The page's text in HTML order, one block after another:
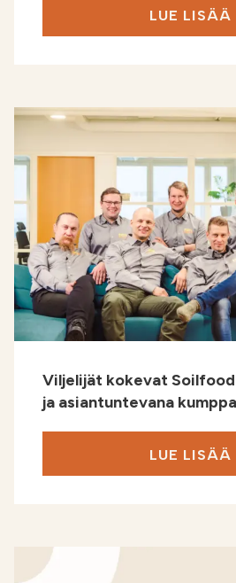
LUE LISÄÄ
Viljelijät kokevat
ja asiantuntevana
LUE LISÄÄ